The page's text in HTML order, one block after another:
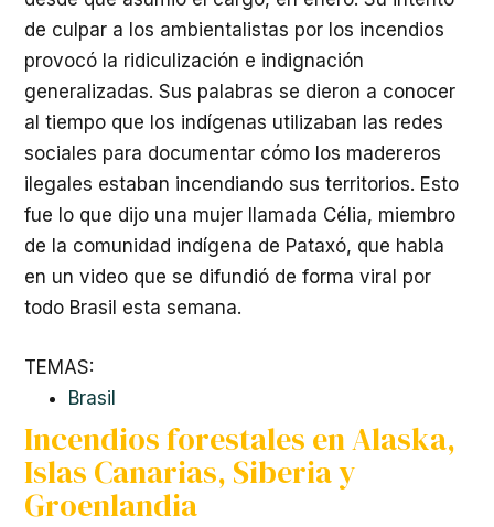
de culpar a los ambientalistas por los incendios
provocó la ridiculización e indignación
generalizadas. Sus palabras se dieron a conocer
al tiempo que los indígenas utilizaban las redes
sociales para documentar cómo los madereros
ilegales estaban incendiando sus territorios. Esto
fue lo que dijo una mujer llamada Célia, miembro
de la comunidad indígena de Pataxó, que habla
en un video que se difundió de forma viral por
todo Brasil esta semana.
TEMAS:
Brasil
Incendios forestales en Alaska,
Islas Canarias, Siberia y
Groenlandia